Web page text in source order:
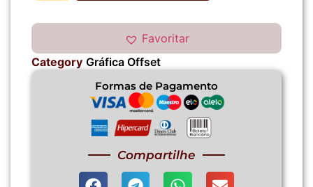
Favoritar
Category Gráfica Offset
Formas de Pagamento
Compartilhe